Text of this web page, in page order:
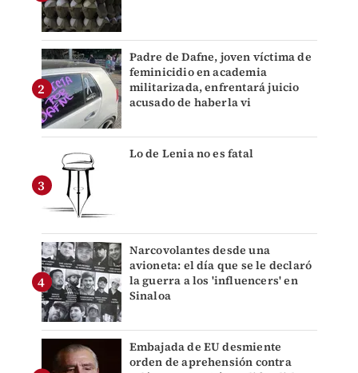
Padre de Dafne, joven víctima de
feminicidio en academia
militarizada, enfrentará juicio
acusado de haberla vi
Lo de Lenia no es fatal
Narcovolantes desde una
avioneta: el día que se le declaró
la guerra a los 'influencers' en
Sinaloa
Embajada de EU desmiente
orden de aprehensión contra